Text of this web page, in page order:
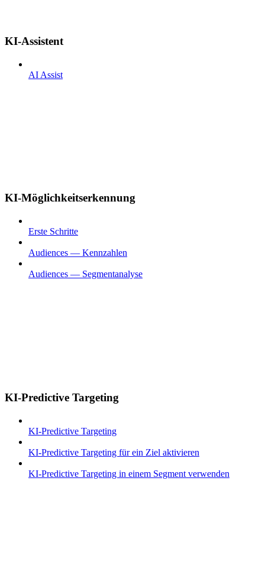
KI-Assistent
AI Assist
KI-Möglichkeitserkennung
Erste Schritte
Audiences — Kennzahlen
Audiences — Segmentanalyse
KI-Predictive Targeting
KI-Predictive Targeting
KI-Predictive Targeting für ein Ziel aktivieren
KI-Predictive Targeting in einem Segment verwenden